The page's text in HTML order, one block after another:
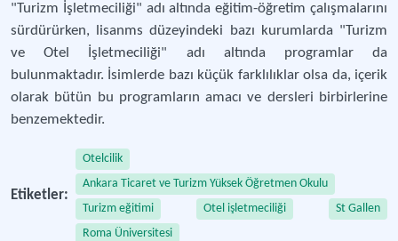
"Turizm İşletmeciliği" adı altında eğitim-öğretim çalışmalarını
sürdürürken, lisanms düzeyindeki bazı kurumlarda "Turizm
ve Otel İşletmeciliği" adı altında programlar da
bulunmaktadır. İsimlerde bazı küçük farklılıklar olsa da, içerik
olarak bütün bu programların amacı ve dersleri birbirlerine
benzemektedir.
Etiketler:
Otelcilik
Ankara Ticaret ve Turizm Yüksek Öğretmen Okulu
Turizm eğitimi
Otel işletmeciliği
St Gallen
Roma Üniversitesi